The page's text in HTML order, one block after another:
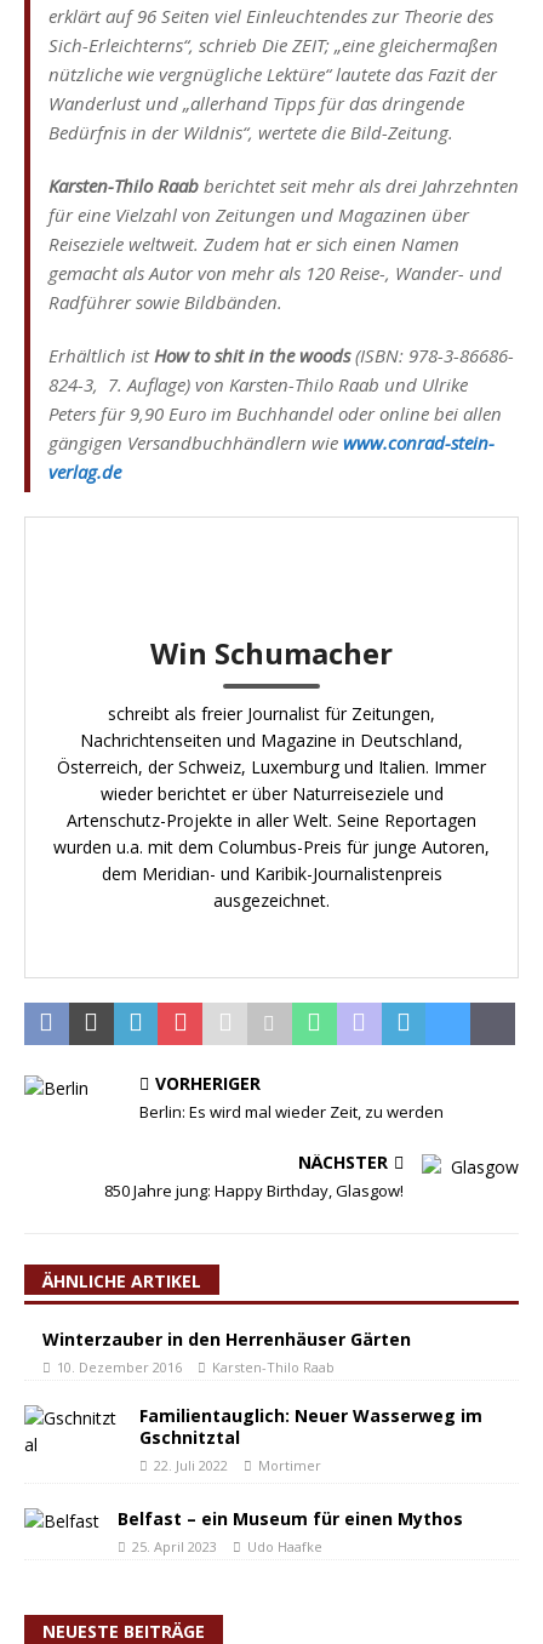
erklärt auf 96 Seiten viel Einleuchtendes zur Theorie des
Sich-Erleichterns“, schrieb Die ZEIT; „eine gleichermaßen
nützliche wie vergnügliche Lektüre“ lautete das Fazit der
Wanderlust und „allerhand Tipps für das dringende
Bedürfnis in der Wildnis“, wertete die Bild-Zeitung.
Karsten-Thilo Raab berichtet seit mehr als drei Jahrzehnten
für eine Vielzahl von Zeitungen und Magazinen über
Reiseziele weltweit. Zudem hat er sich einen Namen
gemacht als Autor von mehr als 120 Reise-, Wander- und
Radführer sowie Bildbänden.
Erhältlich istHow to shit in the woods(ISBN: 978-3-86686-
824-3, 7. Auflage) von Karsten-Thilo Raab und Ulrike
Peters für 9,90 Euro im Buchhandel oder online bei allen
gängigen Versandbuchhändlern wie www.conrad-stein-
verlag.de
Win Schumacher
schreibt als freier Journalist für Zeitungen,
Nachrichtenseiten und Magazine in Deutschland,
Österreich, der Schweiz, Luxemburg und Italien. Immer
wieder berichtet er über Naturreiseziele und
Artenschutz-Projekte in aller Welt. Seine Reportagen
wurden u.a. mit dem Columbus-Preis für junge Autoren,
dem Meridian- und Karibik-Journalistenpreis
ausgezeichnet.
VORHERIGER
Berlin: Es wird mal wieder Zeit, zu werden
NÄCHSTER
850 Jahre jung: Happy Birthday, Glasgow!
ÄHNLICHE ARTIKEL
Winterzauber in den Herrenhäuser Gärten
10. Dezember 2016 Karsten-Thilo Raab
Familientauglich: Neuer Wasserweg im
Gschnitztal
22. Juli 2022 Mortimer
Belfast – ein Museum für einen Mythos
25. April 2023 Udo Haafke
NEUESTE BEITRÄGE